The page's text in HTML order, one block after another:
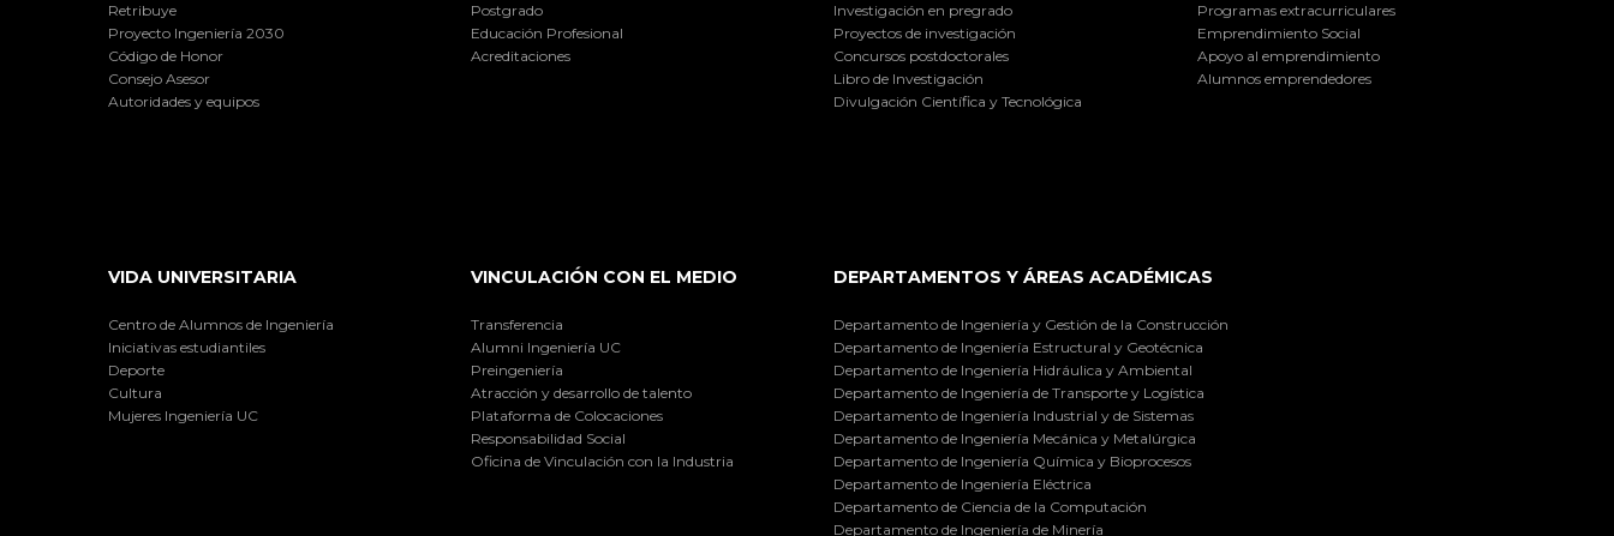
Retribuye
Proyecto Ingeniería 2030
Código de Honor
Consejo Asesor
Autoridades y equipos
Postgrado
Educación Profesional
Acreditaciones
Investigación en pregrado
Proyectos de investigación
Concursos postdoctorales
Libro de Investigación
Divulgación Científica y Tecnológica
Programas extracurriculares
Emprendimiento Social
Apoyo al emprendimiento
Alumnos emprendedores
VIDA UNIVERSITARIA
Centro de Alumnos de Ingeniería
Iniciativas estudiantiles
Deporte
Cultura
Mujeres Ingeniería UC
VINCULACIÓN CON EL MEDIO
Transferencia
Alumni Ingeniería UC
Preingeniería
Atracción y desarrollo de talento
Plataforma de Colocaciones
Responsabilidad Social
Oficina de Vinculación con la Industria
DEPARTAMENTOS Y ÁREAS ACADÉMICAS
Departamento de Ingeniería y Gestión de la Construcción
Departamento de Ingeniería Estructural y Geotécnica
Departamento de Ingeniería Hidráulica y Ambiental
Departamento de Ingeniería de Transporte y Logística
Departamento de Ingeniería Industrial y de Sistemas
Departamento de Ingeniería Mecánica y Metalúrgica
Departamento de Ingeniería Química y Bioprocesos
Departamento de Ingeniería Eléctrica
Departamento de Ciencia de la Computación
Departamento de Ingeniería de Minería